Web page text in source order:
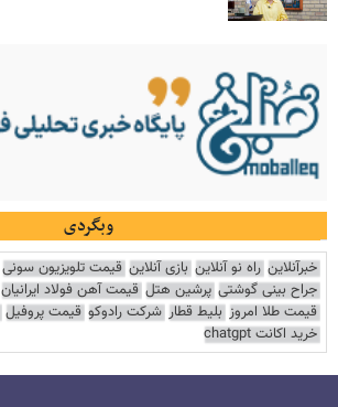
وبگردی
خبرآنلاین راه نو آنلاین بازی آنلاین قیمت تلویزیون سونی
جراح بینی گوشتی پرشین هتل قیمت آهن فولاد ایرانیان
قیمت طلا امروز بلیط قطار شرکت رادوکو قیمت پروفیل
خرید اکانت chatgpt